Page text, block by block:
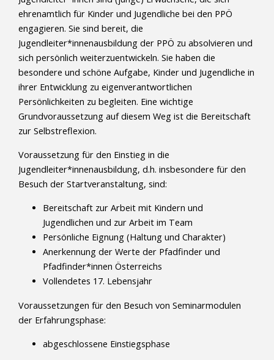
ehrenamtlich für Kinder und Jugendliche bei den PPÖ
engagieren. Sie sind bereit, die
Jugendleiter*innenausbildung der PPÖ zu absolvieren und
sich persönlich weiterzuentwickeln. Sie haben die
besondere und schöne Aufgabe, Kinder und Jugendliche in
ihrer Entwicklung zu eigenverantwortlichen
Persönlichkeiten zu begleiten. Eine wichtige
Grundvoraussetzung auf diesem Weg ist die Bereitschaft
zur Selbstreflexion.
Voraussetzung für den Einstieg in die
Jugendleiter*innenausbildung, d.h. insbesondere für den
Besuch der Startveranstaltung, sind:
Bereitschaft zur Arbeit mit Kindern und
Jugendlichen und zur Arbeit im Team
Persönliche Eignung (Haltung und Charakter)
Anerkennung der Werte der Pfadfinder und
Pfadfinder*innen Österreichs
Vollendetes 17. Lebensjahr
Voraussetzungen für den Besuch von Seminarmodulen
der Erfahrungsphase:
abgeschlossene Einstiegsphase